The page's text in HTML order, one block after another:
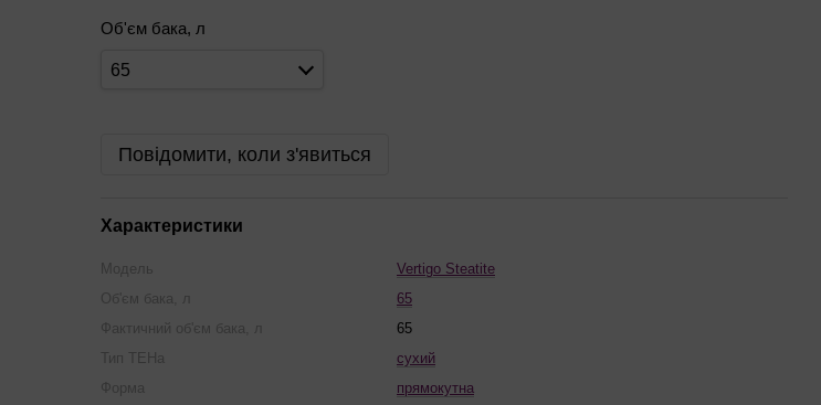
Об'єм бака, л
65
Повідомити, коли з'явиться
Характеристики
Модель
Vertigo Steatite
Об'єм бака, л
65
Фактичний об'єм бака, л
65
Тип ТЕНа
сухий
Форма
прямокутна